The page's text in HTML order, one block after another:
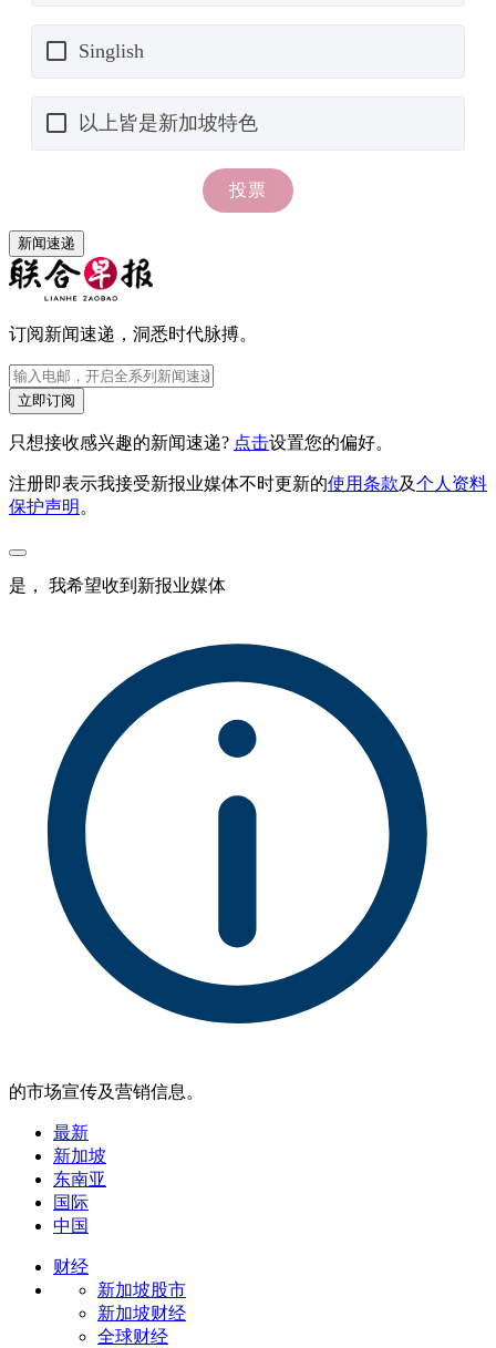
新闻速递
订阅新闻速递，洞悉时代脉搏。
立即订阅
只想接收感兴趣的新闻速递? 点击设置您的偏好。
注册即表示我接受新报业媒体不时更新的使用条款及个人资料
保护声明 。
是， 我希望收到新报业媒体
的市场宣传及营销信息。
最新
新加坡
东南亚
国际
中国
财经
新加坡股市
新加坡财经
全球财经